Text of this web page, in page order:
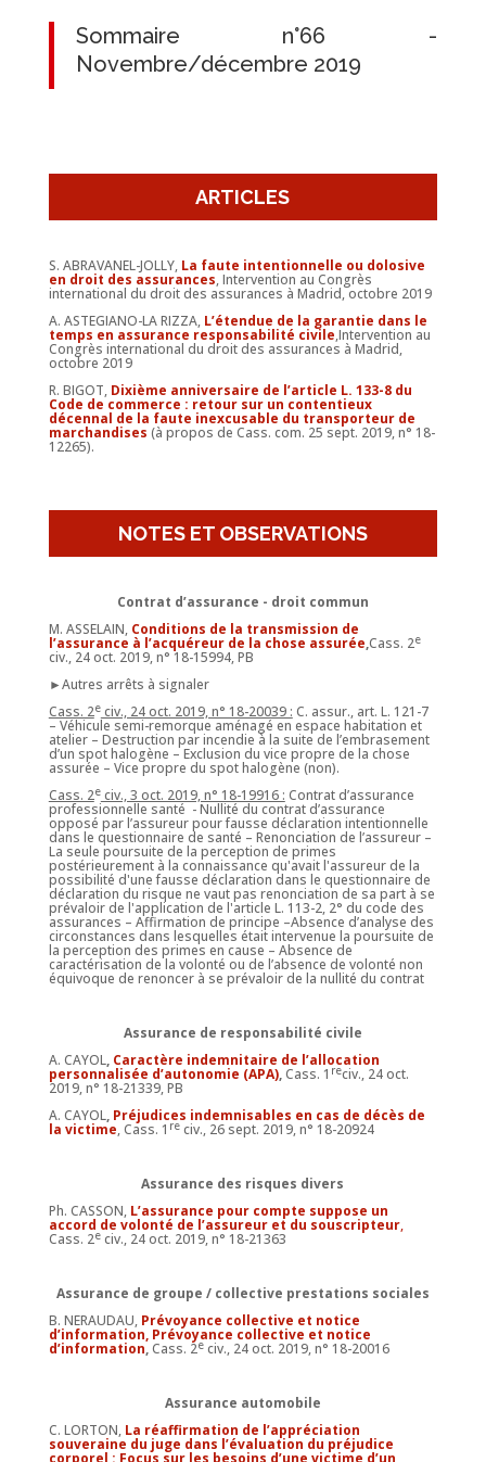
Sommaire n°66 -
Novembre/décembre 2019
ARTICLES
S. ABRAVANEL-JOLLY, La faute intentionnelle ou dolosive
en droit des assurances, Intervention au Congrès
international du droit des assurances à Madrid, octobre 2019
A. ASTEGIANO-LA RIZZA, L’étendue de la garantie dans le
temps en assurance responsabilité civile,Intervention au
Congrès international du droit des assurances à Madrid,
octobre 2019
R. BIGOT, Dixième anniversaire de l’article L. 133-8 du
Code de commerce : retour sur un contentieux
décennal de la faute inexcusable du transporteur de
marchandises (à propos de Cass. com. 25 sept. 2019, n° 18-
12265).
NOTES ET OBSERVATIONS
Contrat d’assurance - droit commun
M. ASSELAIN, Conditions de la transmission de
l’assurance à l’acquéreur de la chose assurée,Cass. 2e
civ., 24 oct. 2019, n° 18-15994, PB
►Autres arrêts à signaler
Cass. 2eciv., 24 oct. 2019, n° 18-20039 : C. assur., art. L. 121-7
– Véhicule semi-remorque aménagé en espace habitation et
atelier – Destruction par incendie à la suite de l’embrasement
d’un spot halogène – Exclusion du vice propre de la chose
assurée – Vice propre du spot halogène (non).
Cass. 2eciv., 3 oct. 2019, n° 18-19916 : Contrat d’assurance
professionnelle santé - Nullité du contrat d’assurance
opposé par l’assureur pour fausse déclaration intentionnelle
dans le questionnaire de santé – Renonciation de l’assureur –
La seule poursuite de la perception de primes
postérieurement à la connaissance qu'avait l'assureur de la
possibilité d'une fausse déclaration dans le questionnaire de
déclaration du risque ne vaut pas renonciation de sa part à se
prévaloir de l'application de l'article L. 113-2, 2° du code des
assurances – Affirmation de principe –Absence d’analyse des
circonstances dans lesquelles était intervenue la poursuite de
la perception des primes en cause – Absence de
caractérisation de la volonté ou de l’absence de volonté non
équivoque de renoncer à se prévaloir de la nullité du contrat
Assurance de responsabilité civile
A. CAYOL, Caractère indemnitaire de l’allocation
personnalisée d’autonomie (APA),Cass. 1 reciv., 24 oct.
2019, n° 18-21339, PB
A. CAYOL, Préjudices indemnisables en cas de décès de
la victime, Cass. 1 reciv., 26 sept. 2019, n° 18-20924
Assurance des risques divers
Ph. CASSON, L’assurance pour compte suppose un
accord de volonté de l’assureur et du souscripteur,
Cass. 2eciv., 24 oct. 2019, n° 18-21363
Assurance de groupe / collective prestations sociales
B. NERAUDAU, Prévoyance collective et notice
d’information, Prévoyance collective et notice
d’information,Cass. 2eciv., 24 oct. 2019, n° 18-20016
Assurance automobile
C. LORTON, La réaffirmation de l’appréciation
souveraine du juge dans l’évaluation du préjudice
corporel : Focus sur les besoins d’une victime d’un